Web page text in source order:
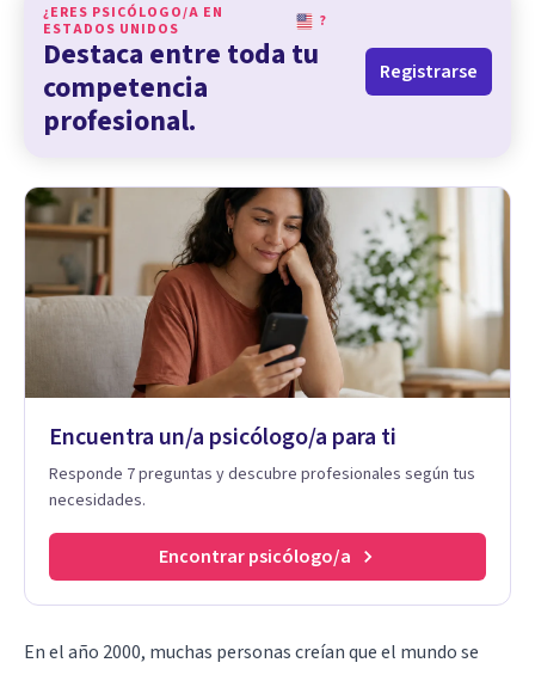
¿ERES PSICÓLOGO/A EN
ESTADOS UNIDOS
?
Destaca entre toda tu
competencia
profesional.
Registrarse
Encuentra un/a psicólogo/a para ti
Responde 7 preguntas y descubre profesionales según tus
necesidades.
Encontrar psicólogo/a
En el año 2000, muchas personas creían que el mundo se